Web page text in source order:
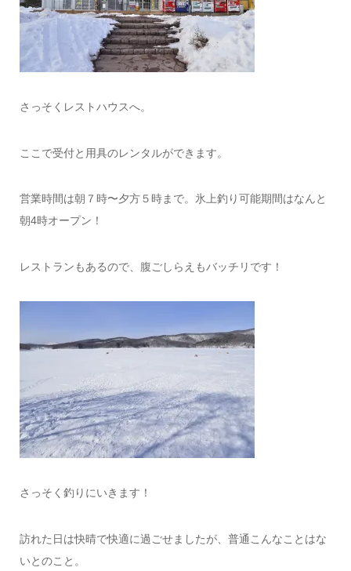
さっそくレストハウスへ。
ここで受付と用具のレンタルができます。
営業時間は朝７時〜夕方５時まで。氷上釣り可能期間はなんと
朝4時オープン！
レストランもあるので、腹ごしらえもバッチリです！
さっそく釣りにいきます！
訪れた日は快晴で快適に過ごせましたが、普通こんなことはな
いとのこと。